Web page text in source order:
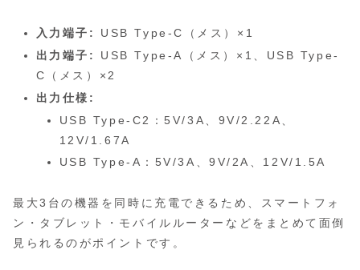
入力端子:
USB Type-C（メス）×1
出力端子:
USB Type-A（メス）×1、USB Type-
C（メス）×2
出力仕様:
USB Type-C2：5V/3A、9V/2.22A、
12V/1.67A
USB Type-A：5V/3A、9V/2A、12V/1.5A
最大3台の機器を同時に充電できるため、スマートフォ
ン・タブレット・モバイルルーターなどをまとめて面倒
見られるのがポイントです。